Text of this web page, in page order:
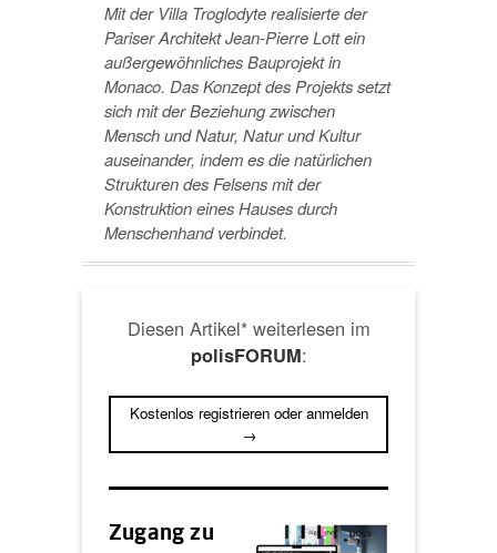
Mit der Villa Troglodyte realisierte der
Pariser Architekt Jean-Pierre Lott ein
außergewöhnliches Bauprojekt in
Monaco. Das Konzept des Projekts setzt
sich mit der Beziehung zwischen
Mensch und Natur, Natur und Kultur
auseinander, indem es die natürlichen
Strukturen des Felsens mit der
Konstruktion eines Hauses durch
Menschenhand verbindet.
Diesen Artikel* weiterlesen im
polisFORUM:
Kostenlos registrieren oder anmelden
→
Zugang zu